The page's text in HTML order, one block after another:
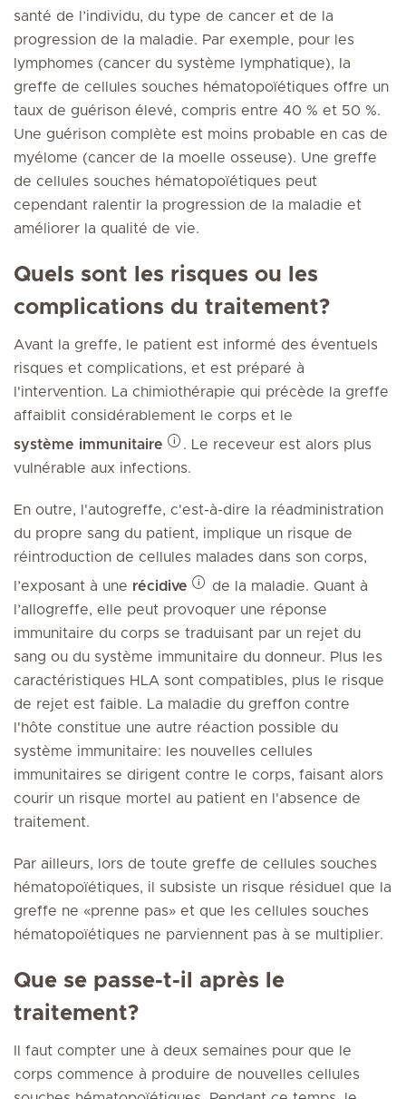
santé de l’individu, du type de cancer et de la
progression de la maladie. Par exemple, pour les
lymphomes (cancer du système lymphatique), la
greffe de cellules souches hématopoïétiques offre un
taux de guérison élevé, compris entre 40 % et 50 %.
Une guérison complète est moins probable en cas de
myélome (cancer de la moelle osseuse). Une greffe
de cellules souches hématopoïétiques peut
cependant ralentir la progression de la maladie et
améliorer la qualité de vie.
Quels sont les risques ou les
complications du traitement?
Avant la greffe, le patient est informé des éventuels
risques et complications, et est préparé à
l'intervention. La chimiothérapie qui précède la greffe
affaiblit considérablement le corps et le
système immunitaire
. Le receveur est alors plus
vulnérable aux infections.
En outre, l'autogreffe, c'est-à-dire la réadministration
du propre sang du patient, implique un risque de
réintroduction de cellules malades dans son corps,
l’exposant à une récidive
de la maladie. Quant à
l’allogreffe, elle peut provoquer une réponse
immunitaire du corps se traduisant par un rejet du
sang ou du système immunitaire du donneur. Plus les
caractéristiques HLA sont compatibles, plus le risque
de rejet est faible. La maladie du greffon contre
l'hôte constitue une autre réaction possible du
système immunitaire: les nouvelles cellules
immunitaires se dirigent contre le corps, faisant alors
courir un risque mortel au patient en l'absence de
traitement.
Par ailleurs, lors de toute greffe de cellules souches
hématopoïétiques, il subsiste un risque résiduel que la
greffe ne «prenne pas» et que les cellules souches
hématopoïétiques ne parviennent pas à se multiplier.
Que se passe-t-il après le
traitement?
Il faut compter une à deux semaines pour que le
corps commence à produire de nouvelles cellules